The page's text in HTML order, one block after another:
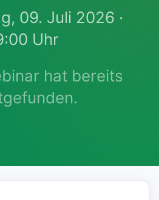
09. Juli 2026 ·
Uhr
hat bereits